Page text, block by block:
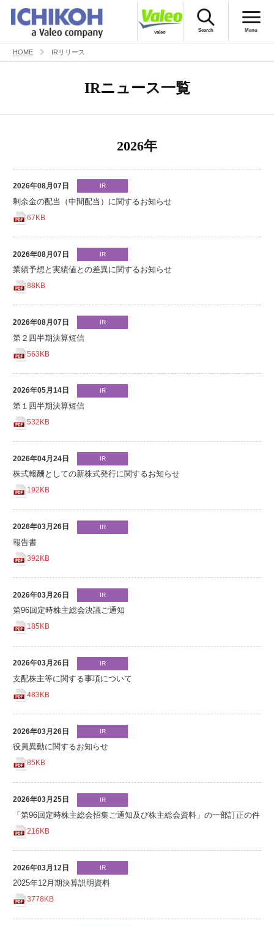
valeo Search Menu
市光のトビラ
CSRの取り組み
採用情報
HOME IRリリース
IRニュース一覧
2026年
2026年08月07日 IR
剰余金の配当（中間配当）に関するお知らせ
67KB
2026年08月07日 IR
業績予想と実績値との差異に関するお知らせ
88KB
2026年08月07日 IR
第２四半期決算短信
563KB
2026年05月14日 IR
第１四半期決算短信
532KB
2026年04月24日 IR
株式報酬としての新株式発行に関するお知らせ
192KB
2026年03月26日 IR
報告書
392KB
2026年03月26日 IR
第96回定時株主総会決議ご通知
185KB
2026年03月26日 IR
支配株主等に関する事項について
483KB
2026年03月26日 IR
役員異動に関するお知らせ
85KB
2026年03月25日 IR
「第96回定時株主総会招集ご通知及び株主総会資料」の一部訂正の件
216KB
2026年03月12日 IR
2025年12月期決算説明資料
3778KB